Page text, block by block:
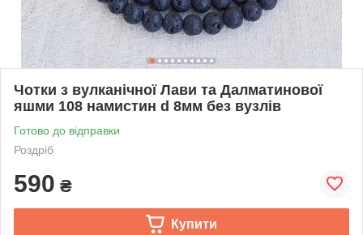
Чотки з вулканічної Лави та Далматинової
яшми 108 намистин d 8мм без вузлів
Готово до відправки
Роздріб
590 ₴
Купити